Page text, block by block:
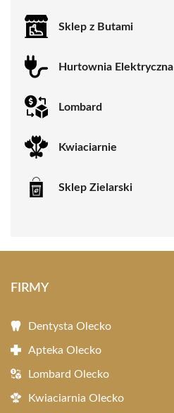
Sklep z Butami
Hurtownia Elektryczna
Lombard
Kwiaciarnie
Sklep Zielarski
FIRMY
Dentysta Olecko
Apteka Olecko
Lombard Olecko
Kwiaciarnia Olecko